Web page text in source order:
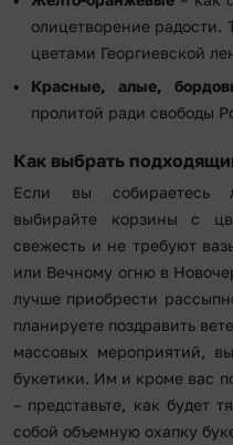
олицетворение радости.
цветами Георгиевской
Красные, алые,
пролитой ради свободы
Как выбрать
Если вы собираетесь
выбирайте корзины с
свежесть и не требуют
или Вечному огню в
лучше приобрести
планируете поздравить
массовых мероприятий,
букетики. Им и кроме вас
– представьте, как будет
собой объемную охапку